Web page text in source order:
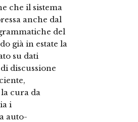
che il sistema
anche dal
del
già in estate la
su dati
discussione
cura da
i
auto-